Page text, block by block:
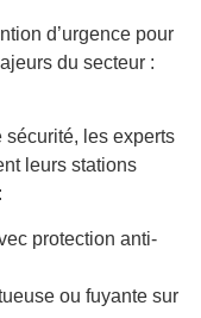
d’urgence pour
du secteur :
sécurité, les experts
leurs stations
protection anti-
ou fuyante sur